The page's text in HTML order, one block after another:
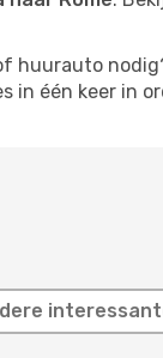
huurauto
in één keer in